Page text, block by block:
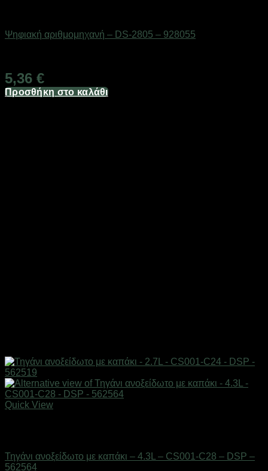
Ψηφιακή αριθμομηχανή – DS-2805 – 928055
5,36 €
Προσθήκη στο καλάθι
Quick View
Τηγάνι ανοξείδωτο με καπάκι – 4.3L – CS001-C28 – DSP –
562564